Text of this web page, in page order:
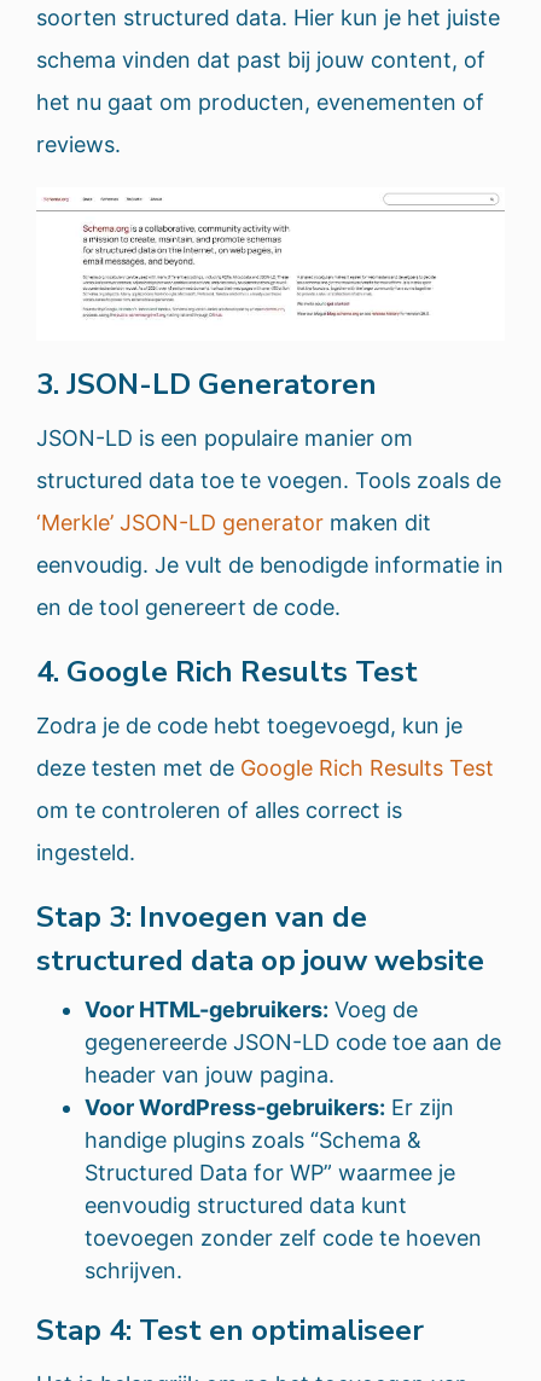
soorten structured data. Hier kun je het juiste
schema vinden dat past bij jouw content, of
het nu gaat om producten, evenementen of
reviews.
3. JSON-LD Generatoren
JSON-LD is een populaire manier om
structured data toe te voegen. Tools zoals de
‘Merkle’ JSON-LD generator maken dit
eenvoudig. Je vult de benodigde informatie in
en de tool genereert de code.
4. Google Rich Results Test
Zodra je de code hebt toegevoegd, kun je
deze testen met de Google Rich Results Test
om te controleren of alles correct is
ingesteld.
Stap 3: Invoegen van de
structured data op jouw website
Voor HTML-gebruikers: Voeg de
gegenereerde JSON-LD code toe aan de
header van jouw pagina.
Voor WordPress-gebruikers: Er zijn
handige plugins zoals “Schema &
Structured Data for WP” waarmee je
eenvoudig structured data kunt
toevoegen zonder zelf code te hoeven
schrijven.
Stap 4: Test en optimaliseer